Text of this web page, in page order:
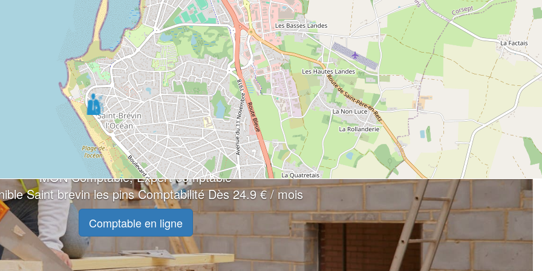
MON Comptable, Expert comptable
Saint brevin les pins Comptabilité Dès 24.9 € / mois
Comptable en ligne